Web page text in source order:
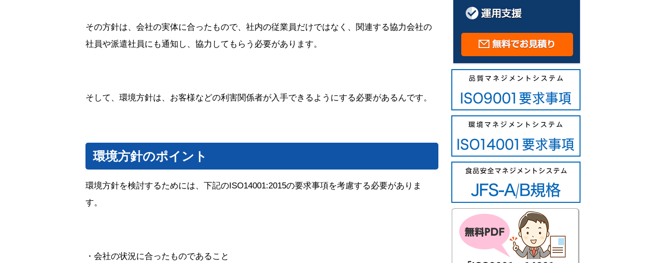
その方針は、会社の実体に合ったもので、社内の従業員だけではなく、関連する協力会社の
社員や派遣社員にも通知し、協力してもらう必要があります。
そして、環境方針は、お客様などの利害関係者が入手できるようにする必要があるんです。
環境方針のポイント
環境方針を検討するためには、下記のISO14001:2015の要求事項を考慮する必要がありま
す。
・会社の状況に合ったものであること